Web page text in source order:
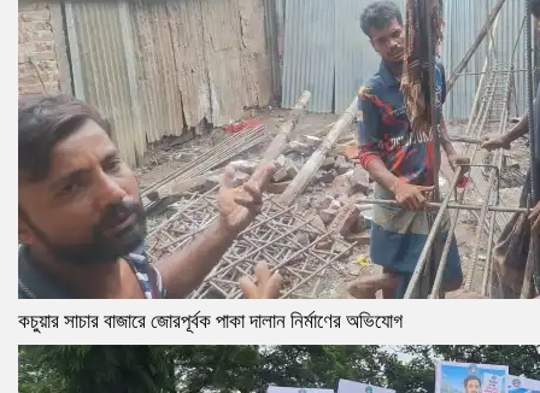
কচুয়ার সাচার বাজারে জোরপূর্বক পাকা দালান নির্মাণের অভিযোগ